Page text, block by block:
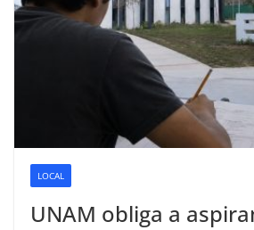
LOCAL
UNAM obliga a